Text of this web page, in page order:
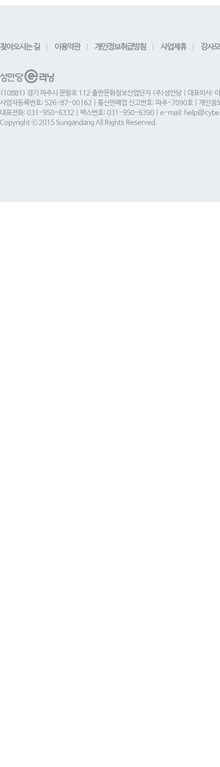
찾아오시는 길 이용약관 개인정보취급방침 사업제휴 강사
(10881) 경기 파주시 문발로 112 출판문화정보산업단지 (주)성안당 | 대표이사:
사업자등록번호: 526-87-00162 | 통신판매업 신고번호: 파주-7090호 | 개인정
대표전화: 031-950-6332 | 팩스번호: 031-950-6390 | e-mail:
Copyright ⓒ 2015 Sungandang All Rights Reserved.